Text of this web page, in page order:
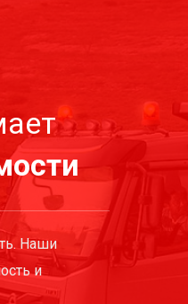
Наши
и